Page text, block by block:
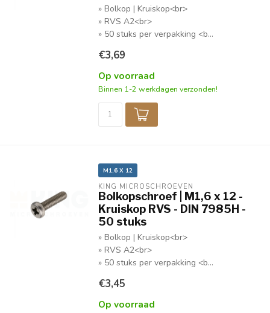
» Bolkop | Kruiskop<br>
» RVS A2<br>
» 50 stuks per verpakking <b...
€3,69
Op voorraad
Binnen 1-2 werkdagen verzonden!
M1,6 X 12
KING MICROSCHROEVEN
Bolkopschroef | M1,6 x 12 -
Kruiskop RVS - DIN 7985H -
50 stuks
» Bolkop | Kruiskop<br>
» RVS A2<br>
» 50 stuks per verpakking <b...
€3,45
Op voorraad